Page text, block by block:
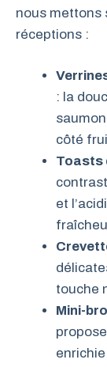
nous mettons
réceptions :
: la
côté
Toasts
et
touche
Mini-